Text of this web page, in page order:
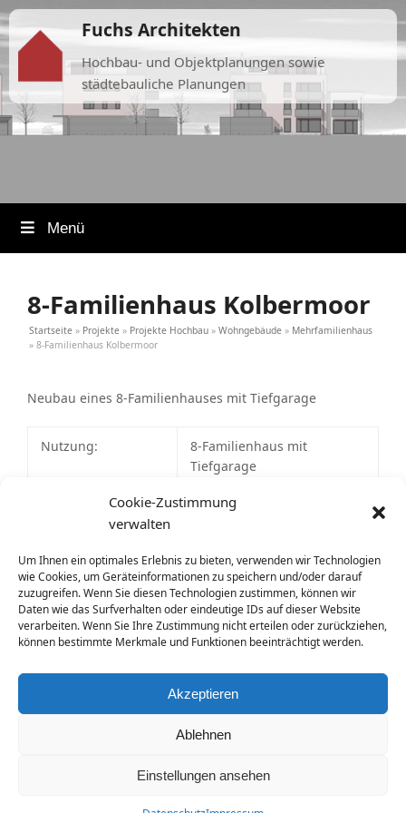
Cookie-Zustimmung
verwalten
Um Ihnen ein optimales Erlebnis zu bieten, verwenden wir Technologien
wie Cookies, um Geräteinformationen zu speichern und/oder darauf
zuzugreifen. Wenn Sie diesen Technologien zustimmen, können wir
Daten wie das Surfverhalten oder eindeutige IDs auf dieser Website
verarbeiten. Wenn Sie Ihre Zustimmung nicht erteilen oder zurückziehen,
können bestimmte Merkmale und Funktionen beeinträchtigt werden.
Akzeptieren
Ablehnen
Einstellungen ansehen
Fuchs Architekten
Hochbau- und Objektplanungen sowie
städtebauliche Planungen
Menü
8-Familienhaus Kolbermoor
Startseite » Projekte » Projekte Hochbau » Wohngebäude » Mehrfamilienhaus
» 8-Familienhaus Kolbermoor
Neubau eines 8-Familienhauses mit Tiefgarage
Nutzung:
8-Familienhaus mit
Tiefgarage
Wohnfläche gesamt ca. 690
Baujahr: 2019
Architektenleistung:
Entwurf, Eingabeplanung,
Änderungsplanung 2021
zurück zu unseren Mehrfamilienhaus-Projekten
Copyright 2026 - All Rights Reserved
Impressum Datenschutz